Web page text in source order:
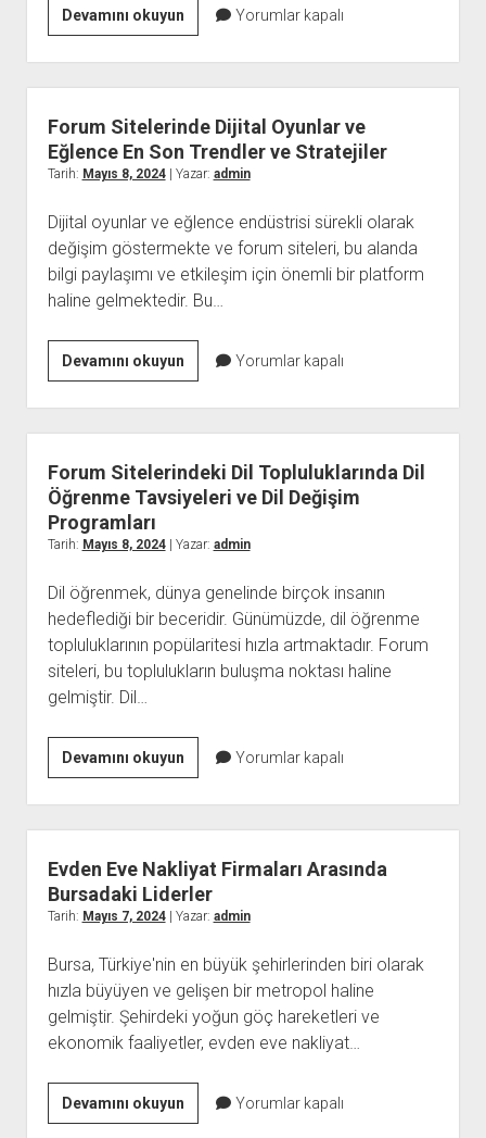
Devamını okuyunForum
Sitelerinde
Trend
Kullanıcı
Davranışları
ve
Analizi
Yorumlar kapalı
Forum Sitelerinde Dijital Oyunlar ve
Eğlence En Son Trendler ve Stratejiler
Tarih: Mayıs 8, 2024| Yazar: admin
Dijital oyunlar ve eğlence endüstrisi sürekli olarak
değişim göstermekte ve forum siteleri, bu alanda
bilgi paylaşımı ve etkileşim için önemli bir platform
haline gelmektedir. Bu…
Devamını okuyunForum
Sitelerinde
Dijital
Oyunlar
ve
Eğlence
Son
ve
Stratejiler
Yorumlar kapalı
Forum Sitelerindeki Dil Topluluklarında Dil
Öğrenme Tavsiyeleri ve Dil Değişim
Programları
Tarih: Mayıs 8, 2024| Yazar: admin
Dil öğrenmek, dünya genelinde birçok insanın
hedeflediği bir beceridir. Günümüzde, dil öğrenme
topluluklarının popülaritesi hızla artmaktadır. Forum
siteleri, bu toplulukların buluşma noktası haline
gelmiştir. Dil…
Devamını okuyunForum
Sitelerindeki
Dil
Topluluklarında
Dil
Öğrenme
Tavsiyeleri
Dil
Değişim
Programları
Yorumlar kapalı
Evden Eve Nakliyat Firmaları Arasında
Bursadaki Liderler
Tarih: Mayıs 7, 2024| Yazar: admin
Bursa, Türkiye'nin en büyük şehirlerinden biri olarak
hızla büyüyen ve gelişen bir metropol haline
gelmiştir. Şehirdeki yoğun göç hareketleri ve
ekonomik faaliyetler, evden eve nakliyat…
Devamını okuyunEvden
Eve
Yorumlar kapalı